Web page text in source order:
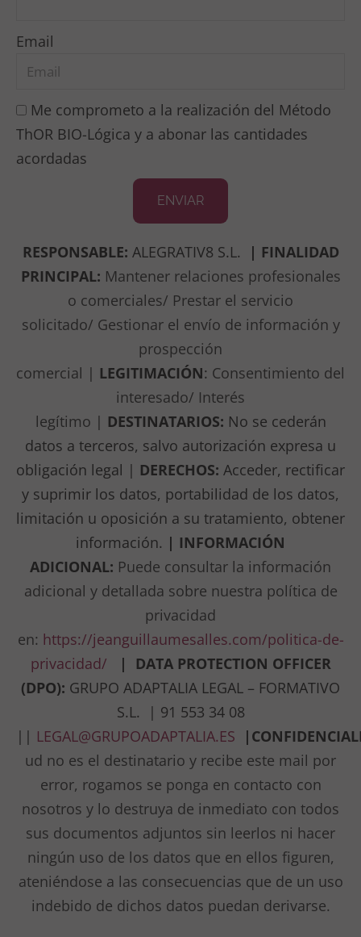
Email
Me comprometo a la realización del Método
ThOR BIO-Lógica y a abonar las cantidades
acordadas
ENVIAR
RESPONSABLE: ALEGRATIV8 S.L. | FINALIDAD
PRINCIPAL: Mantener relaciones profesionales
o comerciales/ Prestar el servicio
solicitado/ Gestionar el envío de información y
prospección
comercial | LEGITIMACIÓN: Consentimiento del
interesado/ Interés
legítimo | DESTINATARIOS: No se cederán
datos a terceros, salvo autorización expresa u
obligación legal | DERECHOS: Acceder, rectificar
y suprimir los datos, portabilidad de los datos,
limitación u oposición a su tratamiento, obtener
información. | INFORMACIÓN
ADICIONAL: Puede consultar la información
adicional y detallada sobre nuestra política de
privacidad
en: https://jeanguillaumesalles.com/politica-de-
privacidad/
|
DATA PROTECTION OFFICER
(DPO): GRUPO ADAPTALIA LEGAL – FORMATIVO
S.L. | 91 553 34 08
|| LEGAL@GRUPOADAPTALIA.ES |
ud no es el destinatario y recibe este mail por
error, rogamos se ponga en contacto con
nosotros y lo destruya de inmediato con todos
sus documentos adjuntos sin leerlos ni hacer
ningún uso de los datos que en ellos figuren,
ateniéndose a las consecuencias que de un uso
indebido de dichos datos puedan derivarse.